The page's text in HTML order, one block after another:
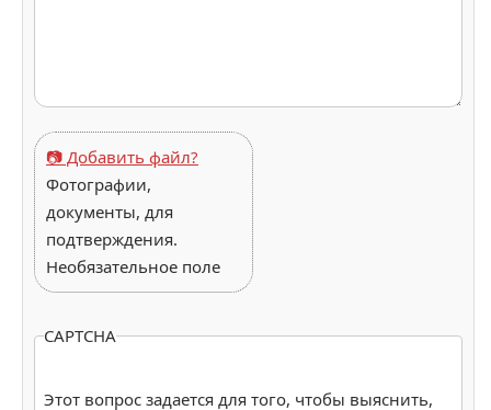
📷 Добавить файл?
Фотографии,
документы, для
подтверждения.
Необязательное поле
CAPTCHA
Этот вопрос задается для того, чтобы выяснить,